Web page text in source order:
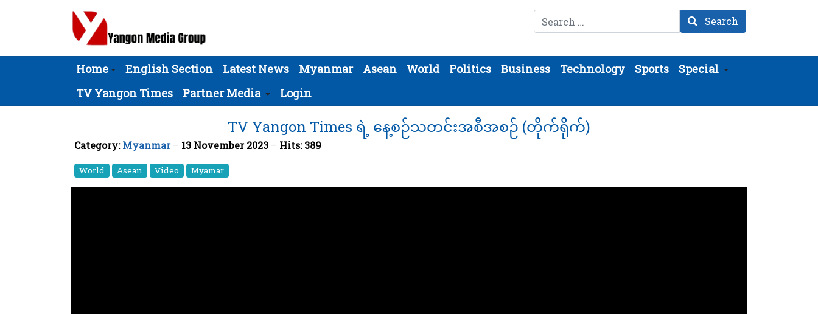
Search Search
Home English Section Latest News Myanmar Asean World Politics Business Technology Sports
Special
TV Yangon Times
Partner Media Login
TV Yangon Times ရဲ့ နေ့စဉ်သတင်းအစီအစဉ် (တိုက်ရိုက်)
Category:Myanmar 13 November 2023 Hits: 389
World Asean Video Myamar